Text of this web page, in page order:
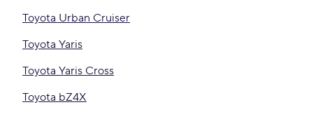
Toyota Urban Cruiser
Toyota Yaris
Toyota Yaris Cross
Toyota bZ4X